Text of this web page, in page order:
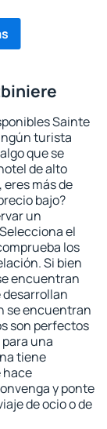
Sainte
turista
que se
de alto
más de
bajo?
un
el
los
Si bien
encuentran
desarrollan
se encuentran
son perfectos
una
tiene
hace
y ponte
de ocio o de